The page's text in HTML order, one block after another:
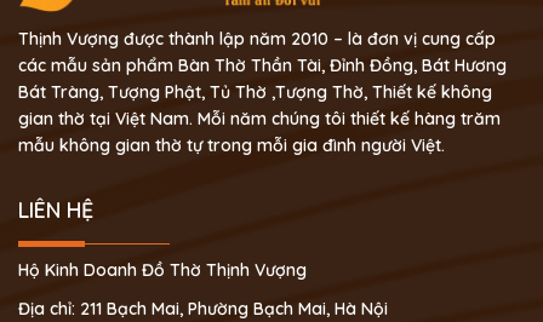
Thịnh Vượng được thành lập năm 2010 – là đơn vị cung cấp
các mẫu sản phẩm Bàn Thờ Thần Tài, Đỉnh Đồng, Bát Hương
Bát Tràng, Tượng Phật, Tủ Thờ ,Tượng Thờ, Thiết kế không
gian thờ tại Việt Nam. Mỗi năm chúng tôi thiết kế hàng trăm
mẫu không gian thờ tự trong mỗi gia đình người Việt.
LIÊN HỆ
Hộ Kinh Doanh Đồ Thờ Thịnh Vượng
Địa chỉ: 211 Bạch Mai, Phường Bạch Mai, Hà Nội